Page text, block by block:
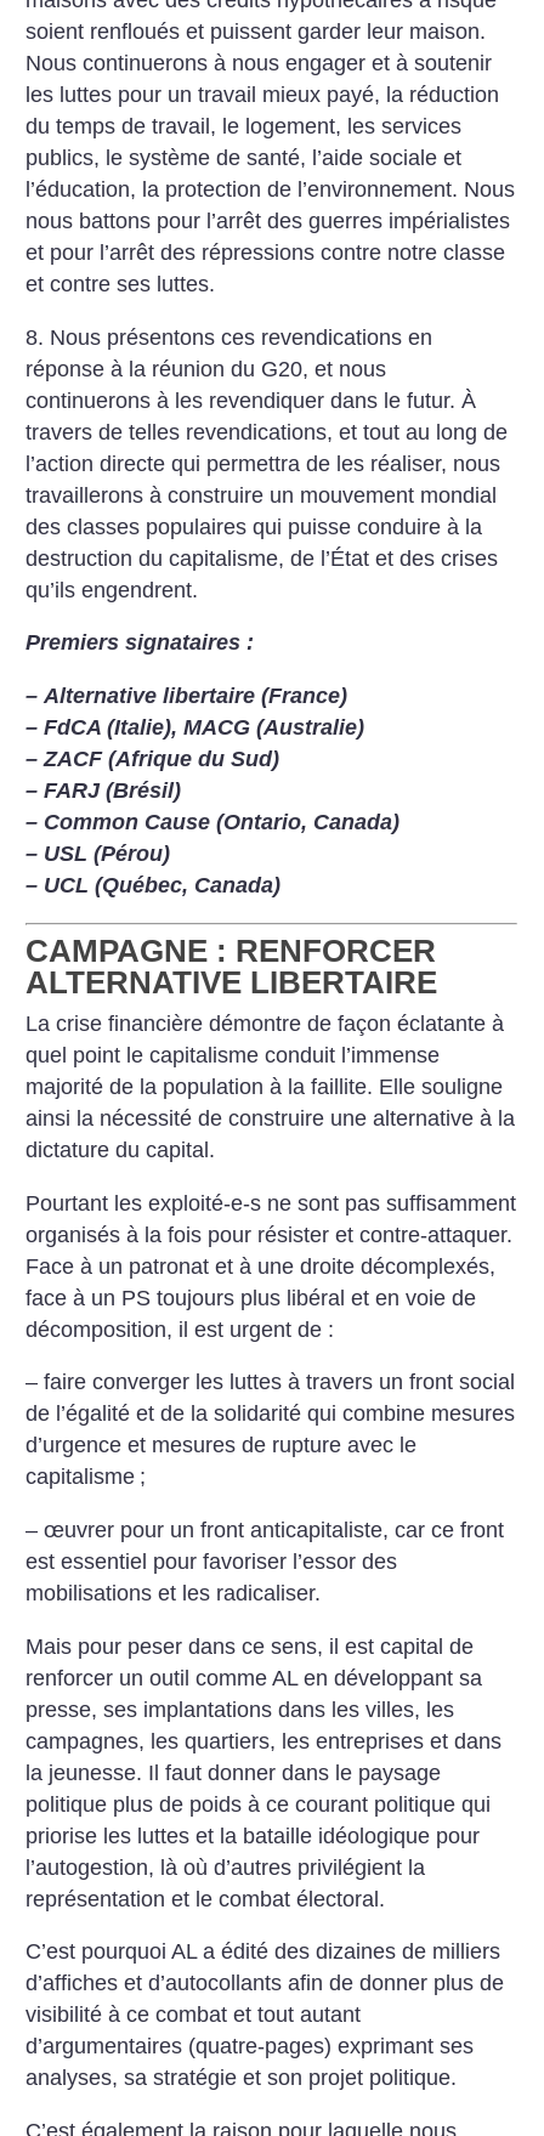
soient renfloués et puissent garder leur maison.
Nous continuerons à nous engager et à soutenir
les luttes pour un travail mieux payé, la réduction
du temps de travail, le logement, les services
publics, le système de santé, l’aide sociale et
l’éducation, la protection de l’environnement. Nous
nous battons pour l’arrêt des guerres impérialistes
et pour l’arrêt des répressions contre notre classe
et contre ses luttes.
8. Nous présentons ces revendications en
réponse à la réunion du G20, et nous
continuerons à les revendiquer dans le futur. À
travers de telles revendications, et tout au long de
l’action directe qui permettra de les réaliser, nous
travaillerons à construire un mouvement mondial
des classes populaires qui puisse conduire à la
destruction du capitalisme, de l’État et des crises
qu’ils engendrent.
Premiers signataires :
– Alternative libertaire (France)
– FdCA (Italie), MACG (Australie)
– ZACF (Afrique du Sud)
– FARJ (Brésil)
– Common Cause (Ontario, Canada)
– USL (Pérou)
– UCL (Québec, Canada)
CAMPAGNE : RENFORCER
ALTERNATIVE LIBERTAIRE
La crise financière démontre de façon éclatante à
quel point le capitalisme conduit l’immense
majorité de la population à la faillite. Elle souligne
ainsi la nécessité de construire une alternative à la
dictature du capital.
Pourtant les exploité-e-s ne sont pas suffisamment
organisés à la fois pour résister et contre-attaquer.
Face à un patronat et à une droite décomplexés,
face à un PS toujours plus libéral et en voie de
décomposition, il est urgent de :
– faire converger les luttes à travers un front social
de l’égalité et de la solidarité qui combine mesures
d’urgence et mesures de rupture avec le
capitalisme ;
– œuvrer pour un front anticapitaliste, car ce front
est essentiel pour favoriser l’essor des
mobilisations et les radicaliser.
Mais pour peser dans ce sens, il est capital de
renforcer un outil comme AL en développant sa
presse, ses implantations dans les villes, les
campagnes, les quartiers, les entreprises et dans
la jeunesse. Il faut donner dans le paysage
politique plus de poids à ce courant politique qui
priorise les luttes et la bataille idéologique pour
l’autogestion, là où d’autres privilégient la
représentation et le combat électoral.
C’est pourquoi AL a édité des dizaines de milliers
d’affiches et d’autocollants afin de donner plus de
visibilité à ce combat et tout autant
d’argumentaires (quatre-pages) exprimant ses
analyses, sa stratégie et son projet politique.
C’est également la raison pour laquelle nous